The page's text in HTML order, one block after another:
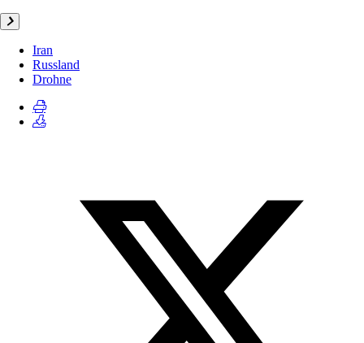
Iran
Russland
Drohne